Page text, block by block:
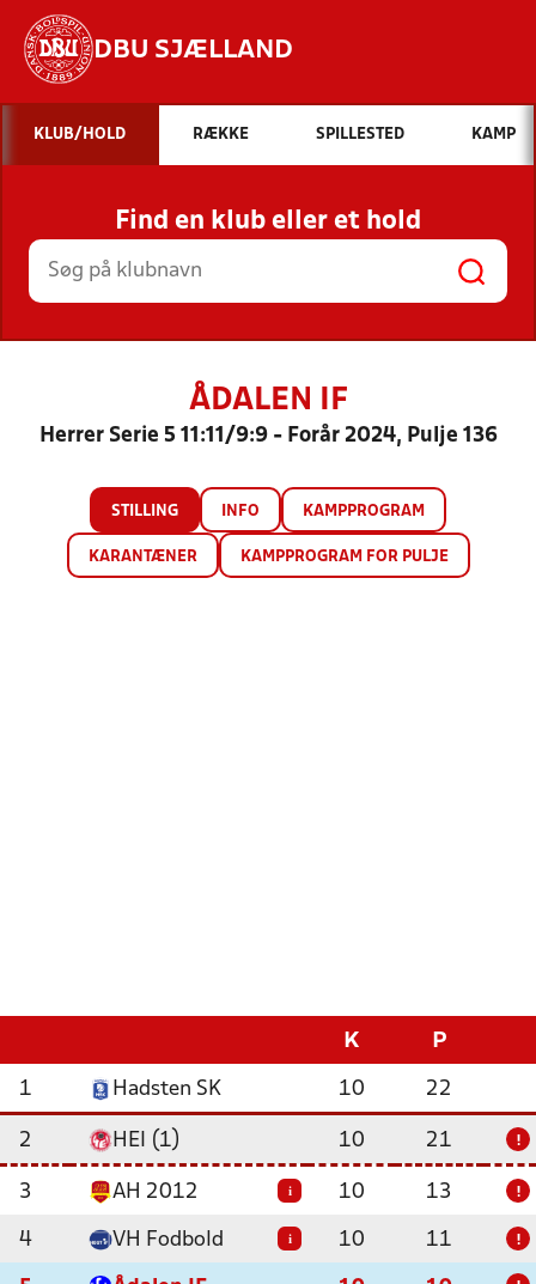
DBU SJÆLLAND
Hvad vil du søge efter?
INDHOLD OG NYHEDER
STILLINGER, RESULTATER, KLUBBER OG
HOLD
KLUB/HOLD RÆKKE SPILLESTED KAMP
Find en klub eller et hold
ÅDALEN IF
Herrer Serie 5 11:11/9:9 - Forår 2024, Pulje 136
STILLING INFO KAMPPROGRAM
KARANTÆNER KAMPPROGRAM FOR PULJE
K P
1 Hadsten SK 10 22
2 HEI (1) 10 21 !
3 AH 2012 i 10 13 !
4 VH Fodbold i 10 11 !